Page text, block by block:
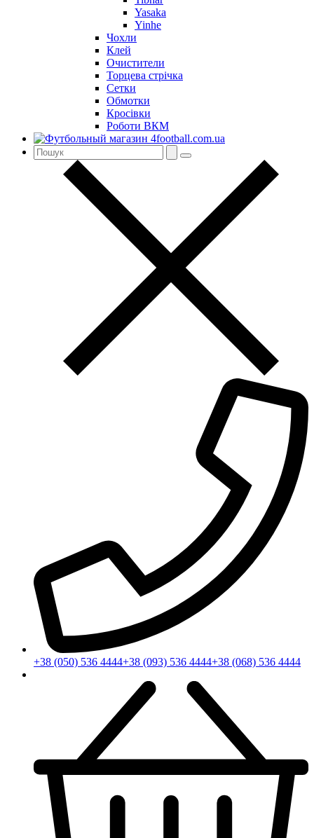
Yasaka
Yinhe
Чохли
Клей
Очистители
Торцева стрічка
Сетки
Обмотки
Кросівки
Роботи ВКМ
+38 (050) 536 4444+38 (093) 536 4444+38 (068) 536 4444